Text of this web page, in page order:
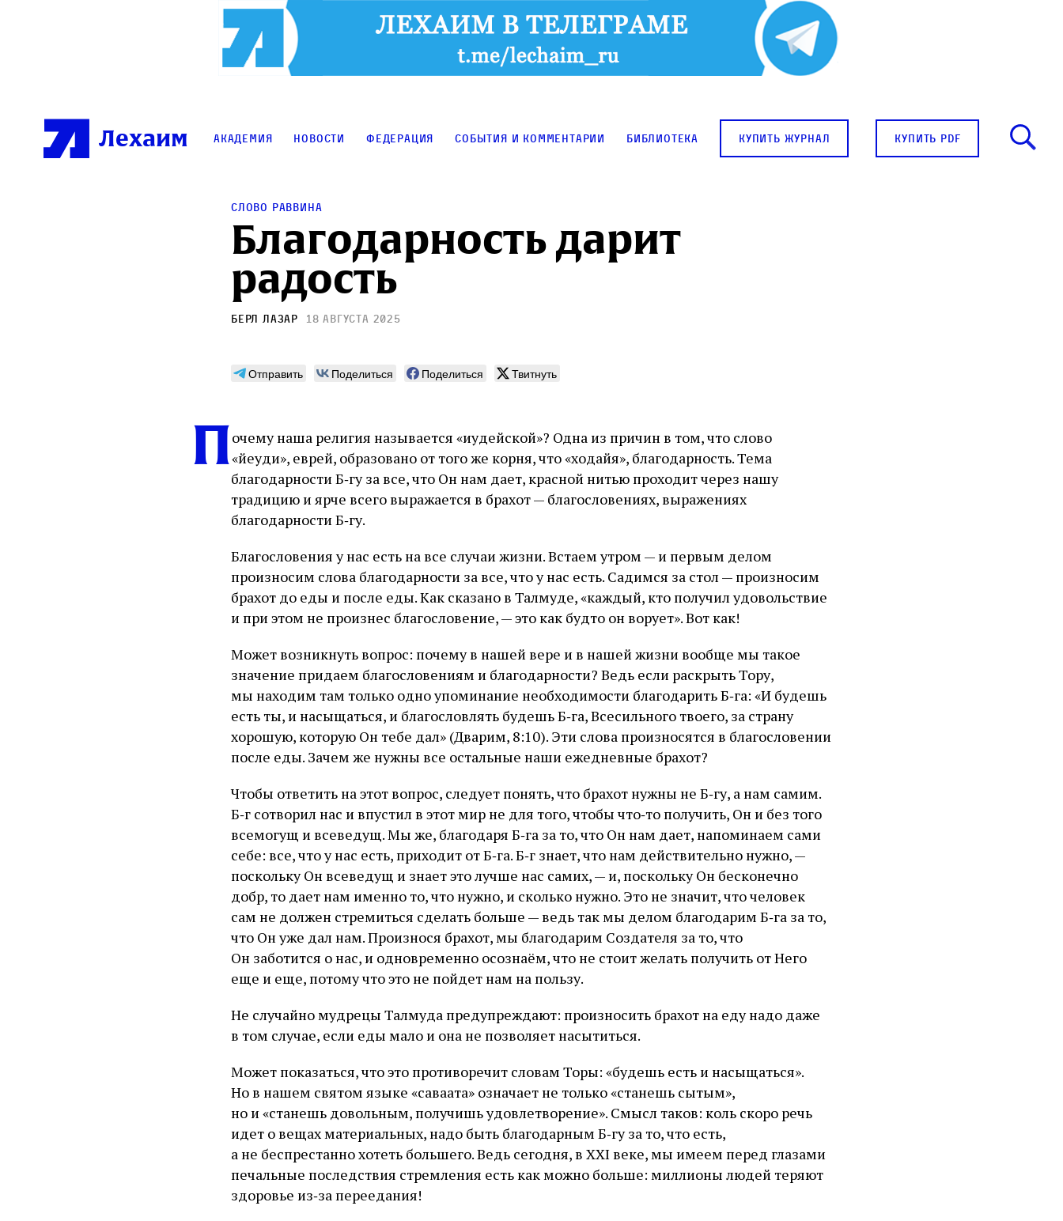
Лехаим Академия Новости Федерация События и комментарии Библиотека купить журнал купить pdf
Слово раввина
Благодарность дарит
радость
Берл Лазар 18 августа 2025
Отправить Поделиться Поделиться Твитнуть
Почему наша религия называется «иудейской»? Одна из причин в том, что слово
«йеуди», еврей, образовано от того же корня, что «ходайя», благодарность. Тема
благодарности Б‑гу за все, что Он нам дает, красной нитью проходит через нашу
традицию и ярче всего выражается в брахот — благословениях, выражениях
благодарности Б‑гу.
Благословения у нас есть на все случаи жизни. Встаем утром — и первым делом
произносим слова благодарности за все, что у нас есть. Садимся за стол — произносим
брахот до еды и после еды. Как сказано в Талмуде, «каждый, кто получил удовольствие
и при этом не произнес благословение, — это как будто он ворует». Вот как!
Может возникнуть вопрос: почему в нашей вере и в нашей жизни вообще мы такое
значение придаем благословениям и благодарности? Ведь если раскрыть Тору,
мы находим там только одно упоминание необходимости благодарить Б‑га: «И будешь
есть ты, и насыщаться, и благословлять будешь Б‑га, Всесильного твоего, за страну
хорошую, которую Он тебе дал» (Дварим, 8:10). Эти слова произносятся в благословении
после еды. Зачем же нужны все остальные наши ежедневные брахот?
Чтобы ответить на этот вопрос, следует понять, что брахот нужны не Б‑гу, а нам самим.
Б‑г сотворил нас и впустил в этот мир не для того, чтобы что‑то получить, Он и без того
всемогущ и всеведущ. Мы же, благодаря Б‑га за то, что Он нам дает, напоминаем сами
себе: все, что у нас есть, приходит от Б‑га. Б‑г знает, что нам действительно нужно, —
поскольку Он всеведущ и знает это лучше нас самих, — и, поскольку Он бесконечно
добр, то дает нам именно то, что нужно, и сколько нужно. Это не значит, что человек
сам не должен стремиться сделать больше — ведь так мы делом благодарим Б‑га за то,
что Он уже дал нам. Произнося брахот, мы благодарим Создателя за то, что
Он заботится о нас, и одновременно осознаём, что не стоит желать получить от Него
еще и еще, потому что это не пойдет нам на пользу.
Не случайно мудрецы Талмуда предупреждают: произносить брахот на еду надо даже
в том случае, если еды мало и она не позволяет насытиться.
Может показаться, что это противоречит словам Торы: «будешь есть и насыщаться».
Но в нашем святом языке «саваата» означает не только «станешь сытым»,
но и «станешь довольным, получишь удовлетворение». Смысл таков: коль скоро речь
идет о вещах материальных, надо быть благодарным Б‑гу за то, что есть,
а не беспрестанно хотеть большего. Ведь сегодня, в XXI веке, мы имеем перед глазами
печальные последствия стремления есть как можно больше: миллионы людей теряют
здоровье из‑за переедания!